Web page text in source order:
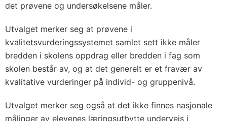
det prøvene og undersøkelsene måler.
Utvalget merker seg at prøvene i
kvalitetsvurderingssystemet samlet sett ikke måler
bredden i skolens oppdrag eller bredden i fag som
skolen består av, og at det generelt er et fravær av
kvalitative vurderinger på individ- og gruppenivå.
Utvalget merker seg også at det ikke finnes nasjonale
målinger av elevenes læringsutbytte underveis i